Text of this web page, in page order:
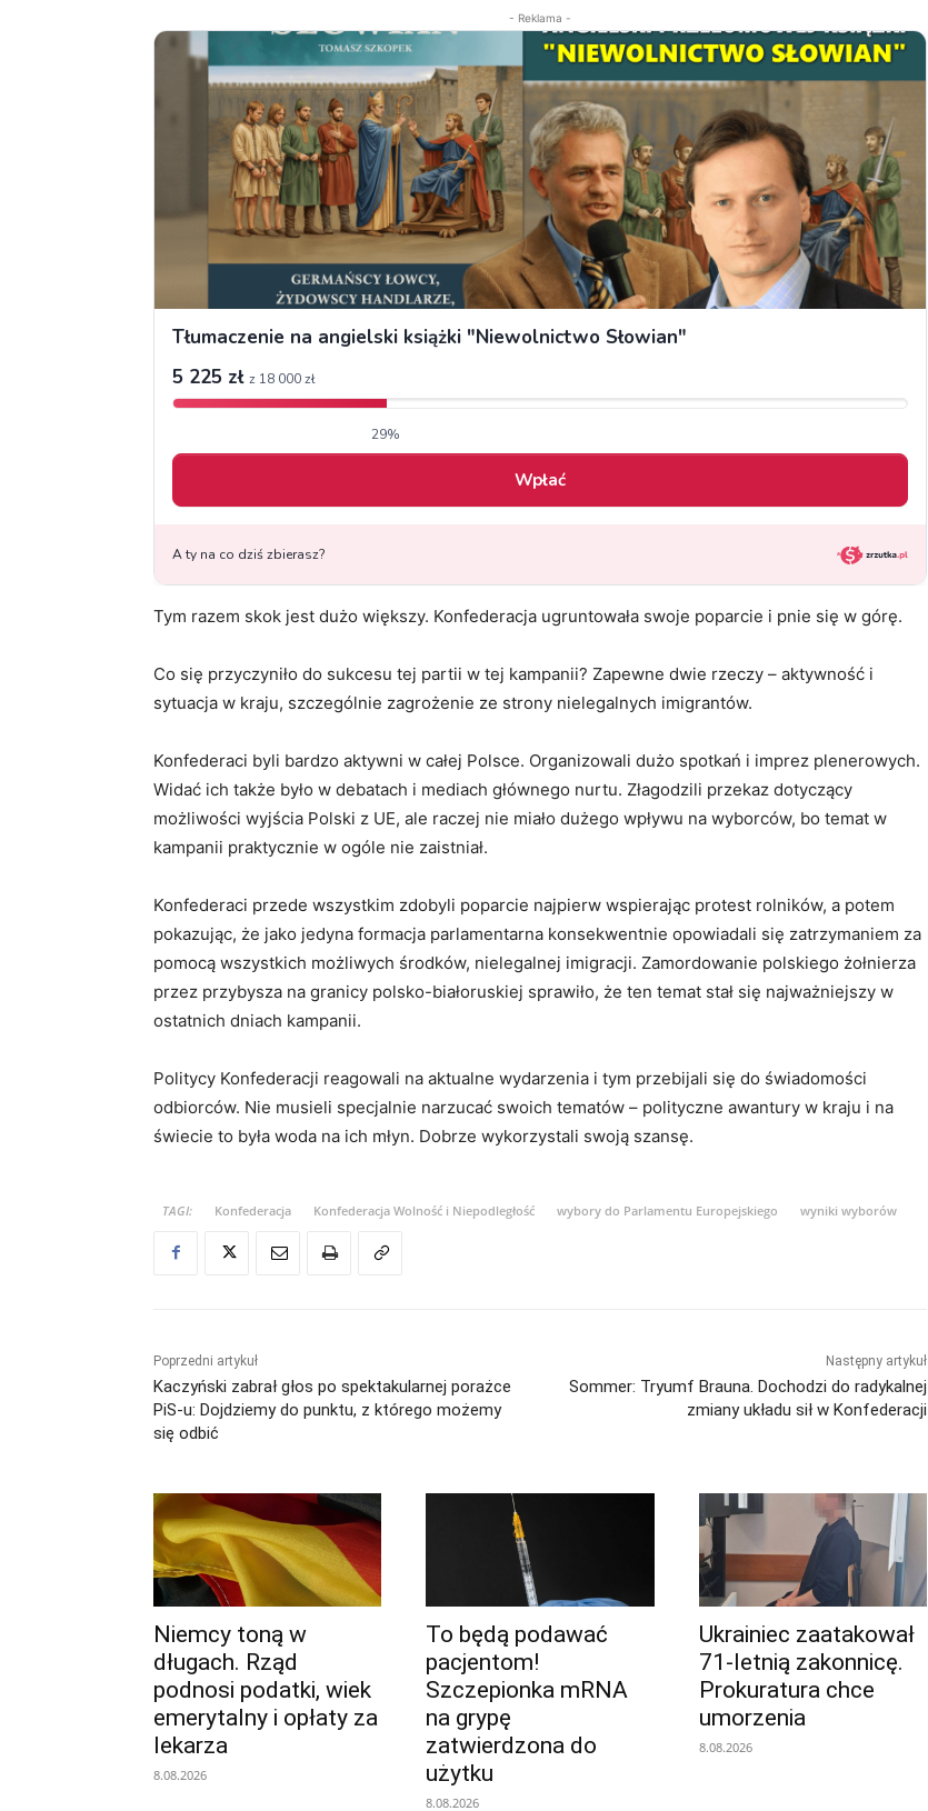
- Reklama -
Tym razem skok jest dużo większy. Konfederacja ugruntowała swoje poparcie i pnie się w górę.
Co się przyczyniło do sukcesu tej partii w tej kampanii? Zapewne dwie rzeczy – aktywność i
sytuacja w kraju, szczególnie zagrożenie ze strony nielegalnych imigrantów.
Konfederaci byli bardzo aktywni w całej Polsce. Organizowali dużo spotkań i imprez plenerowych.
Widać ich także było w debatach i mediach głównego nurtu. Złagodzili przekaz dotyczący
możliwości wyjścia Polski z UE, ale raczej nie miało dużego wpływu na wyborców, bo temat w
kampanii praktycznie w ogóle nie zaistniał.
Konfederaci przede wszystkim zdobyli poparcie najpierw wspierając protest rolników, a potem
pokazując, że jako jedyna formacja parlamentarna konsekwentnie opowiadali się zatrzymaniem za
pomocą wszystkich możliwych środków, nielegalnej imigracji. Zamordowanie polskiego żołnierza
przez przybysza na granicy polsko-białoruskiej sprawiło, że ten temat stał się najważniejszy w
ostatnich dniach kampanii.
Politycy Konfederacji reagowali na aktualne wydarzenia i tym przebijali się do świadomości
odbiorców. Nie musieli specjalnie narzucać swoich tematów – polityczne awantury w kraju i na
świecie to była woda na ich młyn. Dobrze wykorzystali swoją szansę.
TAGI: Konfederacja Konfederacja Wolność i Niepodległość wybory do Parlamentu Europejskiego wyniki wyborów
Poprzedni artykuł
Kaczyński zabrał głos po spektakularnej porażce
PiS-u: Dojdziemy do punktu, z którego możemy
się odbić
Następny artykuł
Sommer: Tryumf Brauna. Dochodzi do radykalnej
zmiany układu sił w Konfederacji
Niemcy toną w
długach. Rząd
podnosi podatki, wiek
emerytalny i opłaty za
lekarza
8.08.2026
To będą podawać
pacjentom!
Szczepionka mRNA
na grypę
zatwierdzona do
użytku
8.08.2026
Ukrainiec zaatakował
71-letnią zakonnicę.
Prokuratura chce
umorzenia
8.08.2026